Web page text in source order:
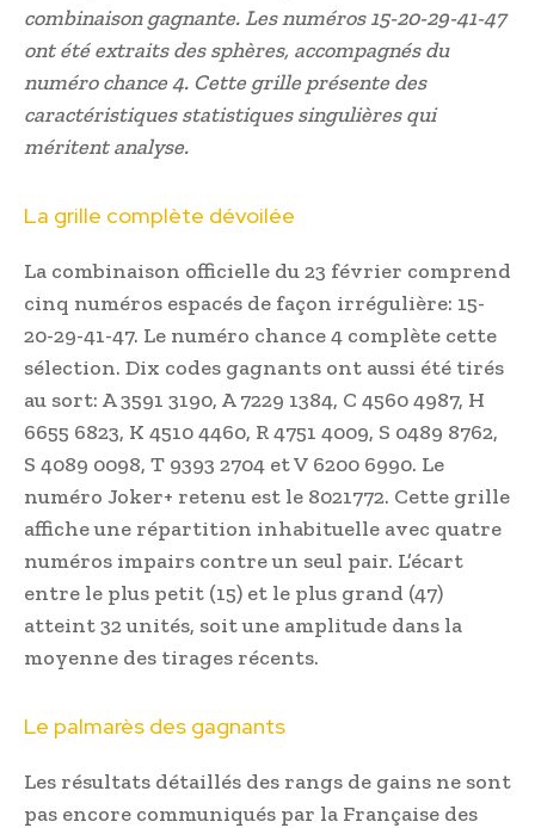
combinaison gagnante. Les numéros 15-20-29-41-47
ont été extraits des sphères, accompagnés du
numéro chance 4. Cette grille présente des
caractéristiques statistiques singulières qui
méritent analyse.
La grille complète dévoilée
La combinaison officielle du 23 février comprend
cinq numéros espacés de façon irrégulière: 15-
20-29-41-47. Le numéro chance 4 complète cette
sélection. Dix codes gagnants ont aussi été tirés
au sort: A 3591 3190, A 7229 1384, C 4560 4987, H
6655 6823, K 4510 4460, R 4751 4009, S 0489 8762,
S 4089 0098, T 9393 2704 et V 6200 6990. Le
numéro Joker+ retenu est le 8021772. Cette grille
affiche une répartition inhabituelle avec quatre
numéros impairs contre un seul pair. L’écart
entre le plus petit (15) et le plus grand (47)
atteint 32 unités, soit une amplitude dans la
moyenne des tirages récents.
Le palmarès des gagnants
Les résultats détaillés des rangs de gains ne sont
pas encore communiqués par la Française des